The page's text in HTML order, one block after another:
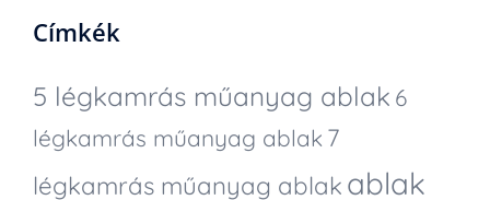
Címkék
5 légkamrás műanyag ablak 6
légkamrás műanyag ablak 7
légkamrás műanyag ablak ablak